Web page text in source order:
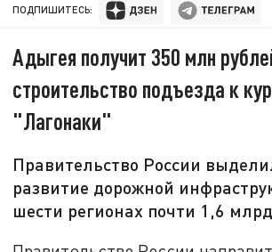
ПОДПИШИТЕСЬ:
Адыгея получит 350 млн
строительство подъезда к
"Лагонаки"
Правительство России
развитие дорожной
шести регионах почти 1,6